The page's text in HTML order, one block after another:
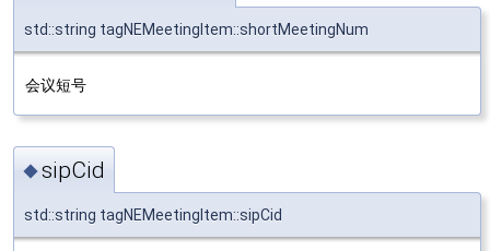
std::string tagNEMeetingItem::shortMeetingNum
会议短号
◆sipCid
std::string tagNEMeetingItem::sipCid